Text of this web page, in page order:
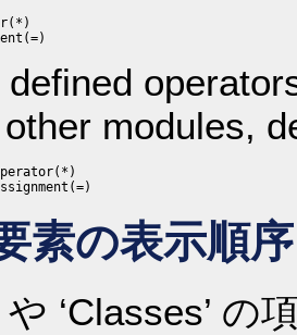
defined
modules,
素の表示順序
や ‘Classes’